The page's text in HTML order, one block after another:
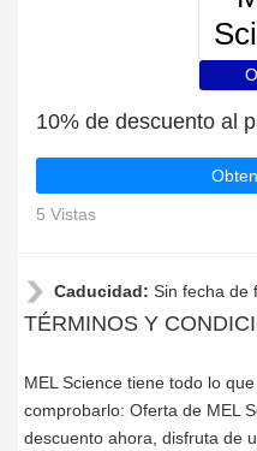
5 Vistas
Caducidad: Sin fecha de
TÉRMINOS Y
MEL Science tiene todo lo
comprobarlo: Oferta de MEL
descuento ahora, disfruta de